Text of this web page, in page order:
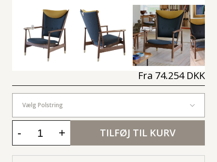
Fra 74.254 DKK
Vælg Polstring
- + TILFØJ TIL KURV